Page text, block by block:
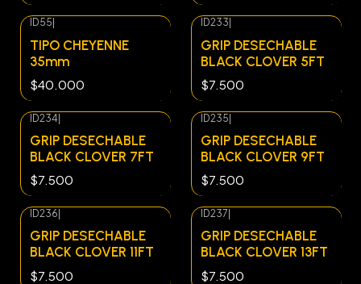
ID55
TIPO CHEYENNE
35mm
$40.000
ID233
GRIP DESECHABLE
BLACK CLOVER 5FT
$7.500
ID234
GRIP DESECHABLE
BLACK CLOVER 7FT
$7.500
ID235
GRIP DESECHABLE
BLACK CLOVER 9FT
$7.500
ID236
GRIP DESECHABLE
BLACK CLOVER 11FT
$7.500
ID237
GRIP DESECHABLE
BLACK CLOVER 13FT
$7.500